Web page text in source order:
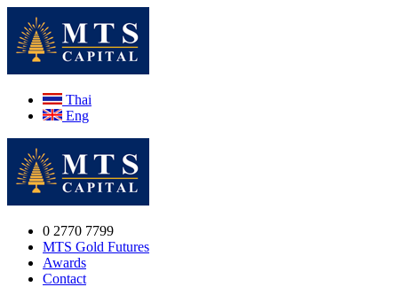
Thai
Eng
0 2770 7799
MTS Gold Futures
Awards
Contact